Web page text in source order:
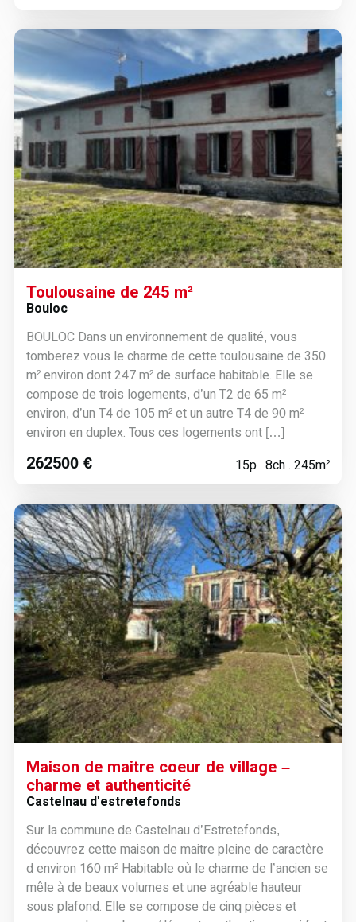
Toulousaine de 245 m²
Bouloc
BOULOC Dans un environnement de qualité, vous
tomberez vous le charme de cette toulousaine de 350
m² environ dont 247 m² de surface habitable. Elle se
compose de trois logements, d’un T2 de 65 m²
environ, d’un T4 de 105 m² et un autre T4 de 90 m²
environ en duplex. Tous ces logements ont […]
262500 € 15p . 8ch . 245m²
Maison de maitre coeur de village –
charme et authenticité
Castelnau d'estretefonds
Sur la commune de Castelnau d’Estretefonds,
découvrez cette maison de maitre pleine de caractère
d environ 160 m² Habitable où le charme de l’ancien se
mêle à de beaux volumes et une agréable hauteur
sous plafond. Elle se compose de cinq pièces et